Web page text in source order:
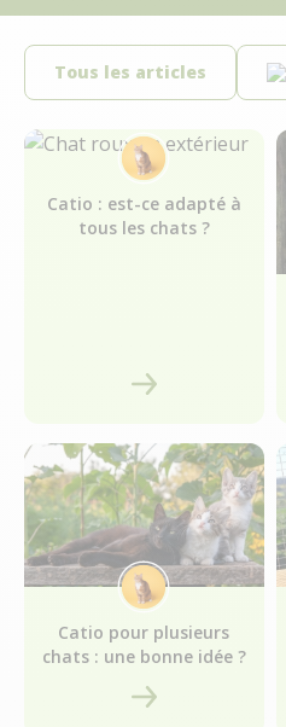
Tous les articles
Catio : est-ce adapté à
tous les chats ?
Catio pour plusieurs
chats : une bonne idée ?